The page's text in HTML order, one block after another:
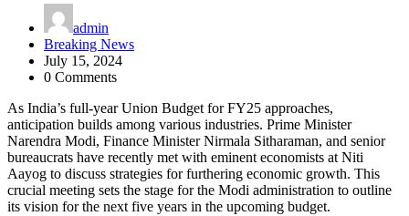
admin
Breaking News
July 15, 2024
0 Comments
As India’s full-year Union Budget for FY25 approaches,
anticipation builds among various industries. Prime Minister
Narendra Modi, Finance Minister Nirmala Sitharaman, and senior
bureaucrats have recently met with eminent economists at Niti
Aayog to discuss strategies for furthering economic growth. This
crucial meeting sets the stage for the Modi administration to outline
its vision for the next five years in the upcoming budget.